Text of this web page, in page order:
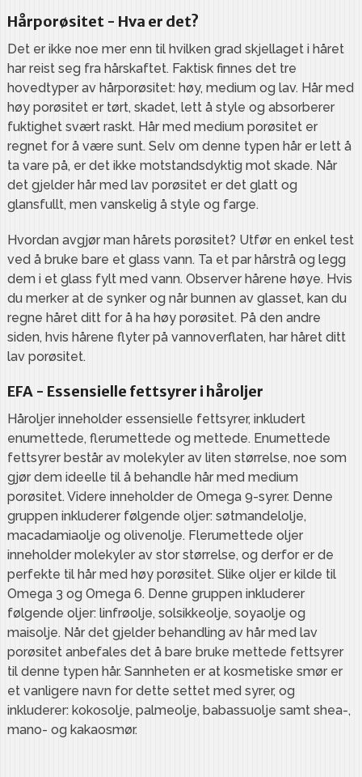
Hårporøsitet - Hva er det?
Det er ikke noe mer enn til hvilken grad skjellaget i håret
har reist seg fra hårskaftet. Faktisk finnes det tre
hovedtyper av hårporøsitet: høy, medium og lav. Hår med
høy porøsitet er tørt, skadet, lett å style og absorberer
fuktighet svært raskt. Hår med medium porøsitet er
regnet for å være sunt. Selv om denne typen hår er lett å
ta vare på, er det ikke motstandsdyktig mot skade. Når
det gjelder hår med lav porøsitet er det glatt og
glansfullt, men vanskelig å style og farge.
Hvordan avgjør man hårets porøsitet? Utfør en enkel test
ved å bruke bare et glass vann. Ta et par hårstrå og legg
dem i et glass fylt med vann. Observer hårene høye. Hvis
du merker at de synker og når bunnen av glasset, kan du
regne håret ditt for å ha høy porøsitet. På den andre
siden, hvis hårene flyter på vannoverflaten, har håret ditt
lav porøsitet.
EFA - Essensielle fettsyrer i håroljer
Håroljer inneholder essensielle fettsyrer, inkludert
enumettede, flerumettede og mettede. Enumettede
fettsyrer består av molekyler av liten størrelse, noe som
gjør dem ideelle til å behandle hår med medium
porøsitet. Videre inneholder de Omega 9-syrer. Denne
gruppen inkluderer følgende oljer: søtmandelolje,
macadamiaolje og olivenolje. Flerumettede oljer
inneholder molekyler av stor størrelse, og derfor er de
perfekte til hår med høy porøsitet. Slike oljer er kilde til
Omega 3 og Omega 6. Denne gruppen inkluderer
følgende oljer: linfrøolje, solsikkeolje, soyaolje og
maisolje. Når det gjelder behandling av hår med lav
porøsitet anbefales det å bare bruke mettede fettsyrer
til denne typen hår. Sannheten er at kosmetiske smør er
et vanligere navn for dette settet med syrer, og
inkluderer: kokosolje, palmeolje, babassuolje samt shea-,
mano- og kakaosmør.